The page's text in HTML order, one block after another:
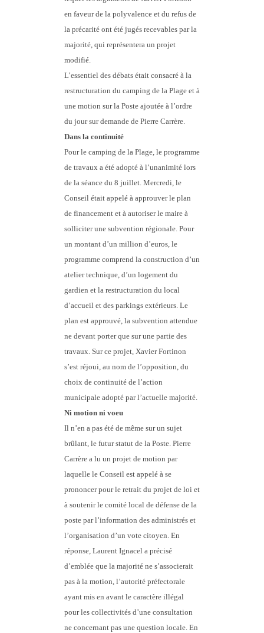
en faveur de la polyvalence et du refus de
la précarité ont été jugés recevables par la
majorité, qui représentera un projet
modifié.
L’essentiel des débats était consacré à la
restructuration du camping de la Plage et à
une motion sur la Poste ajoutée à l’ordre
du jour sur demande de Pierre Carrère.
Dans la continuité
Pour le camping de la Plage, le programme
de travaux a été adopté à l’unanimité lors
de la séance du 8 juillet. Mercredi, le
Conseil était appelé à approuver le plan
de financement et à autoriser le maire à
solliciter une subvention régionale. Pour
un montant d’un million d’euros, le
programme comprend la construction d’un
atelier technique, d’un logement du
gardien et la restructuration du local
d’accueil et des parkings extérieurs. Le
plan est approuvé, la subvention attendue
ne devant porter que sur une partie des
travaux. Sur ce projet, Xavier Fortinon
s’est réjoui, au nom de l’opposition, du
choix de continuité de l’action
municipale adopté par l’actuelle majorité.
Ni motion ni voeu
Il n’en a pas été de même sur un sujet
brûlant, le futur statut de la Poste. Pierre
Carrère a lu un projet de motion par
laquelle le Conseil est appelé à se
prononcer pour le retrait du projet de loi et
à soutenir le comité local de défense de la
poste par l’information des administrés et
l’organisation d’un vote citoyen. En
réponse, Laurent Ignacel a précisé
d’emblée que la majorité ne s’associerait
pas à la motion, l’autorité préfectorale
ayant mis en avant le caractère illégal
pour les collectivités d’une consultation
ne concernant pas une question locale. En